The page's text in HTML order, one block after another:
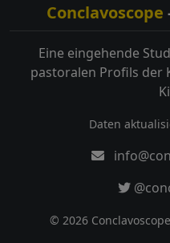
Conclavoscope
Eine eingehende
pastoralen Profils der
Daten
© 2026